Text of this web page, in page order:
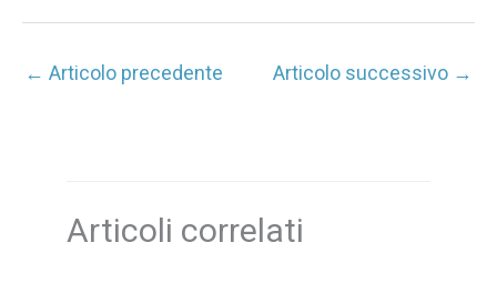
← Articolo precedente Articolo successivo →
Articoli correlati